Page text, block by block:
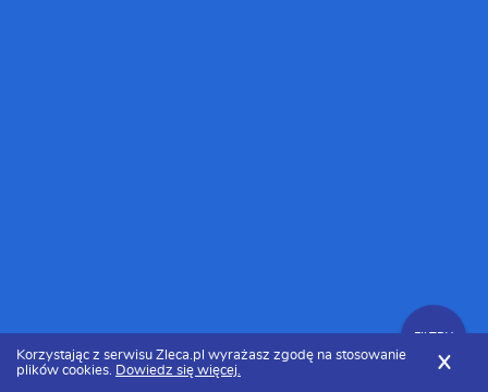
FILTRY
Korzystając z serwisu Zleca.pl wyrażasz zgodę na stosowanie
plików cookies. Dowiedz się więcej. X